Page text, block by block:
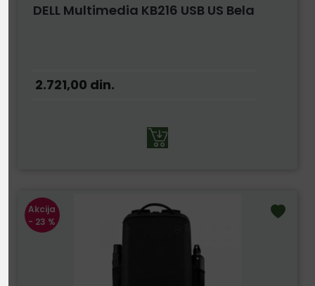
DELL Multimedia KB216 USB US Bela
2.721,00 din.
Akcija
- 23 %